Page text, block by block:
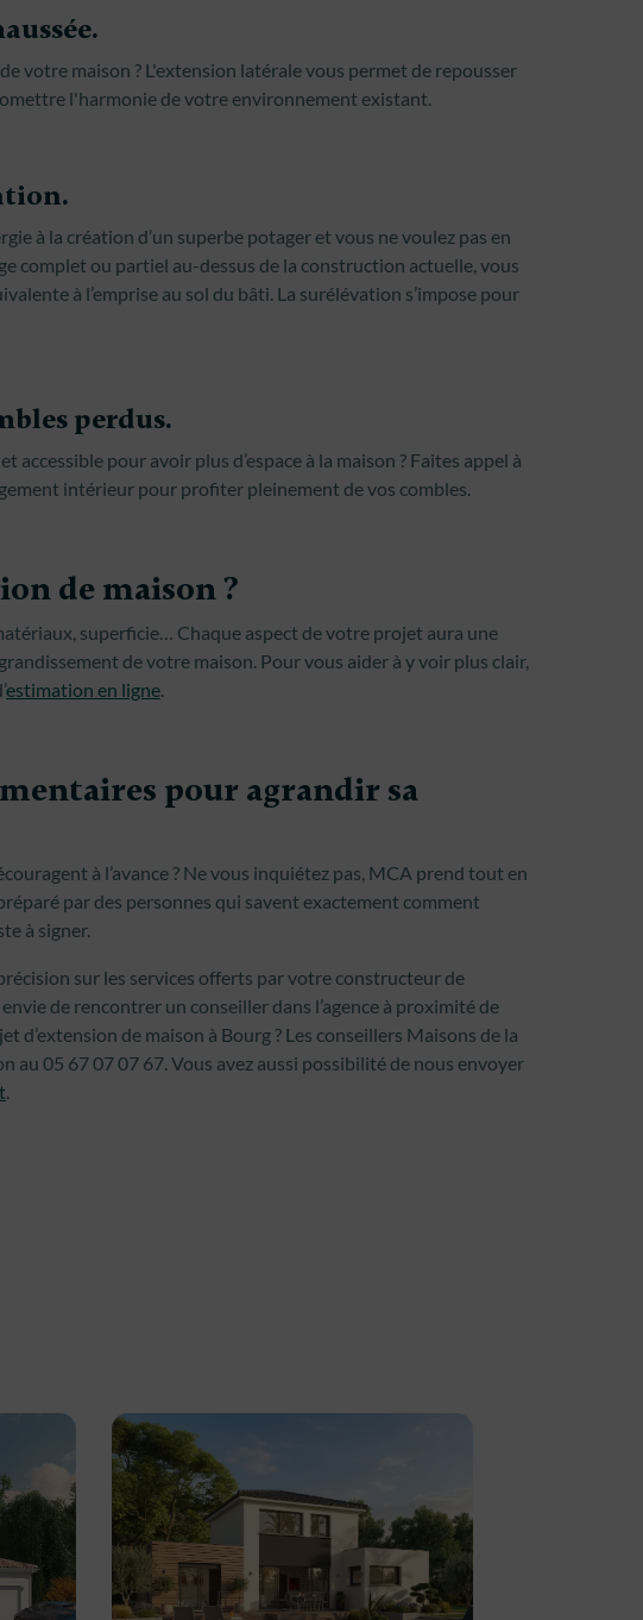
votre maison ? L'extension latérale vous permet de repousser
l'harmonie de votre environnement existant.
à la création d’un superbe potager et vous ne voulez pas en
complet ou partiel au-dessus de la construction actuelle, vous
à l’emprise au sol du bâti. La surélévation s’impose pour
perdus.
pour avoir plus d’espace à la maison ? Faites appel à
intérieur pour profiter pleinement de vos combles.
de maison ?
superficie… Chaque aspect de votre projet aura une
de votre maison. Pour vous aider à y voir plus clair,
estimation en ligne
pour agrandir sa
à l’avance ? Ne vous inquiétez pas, MCA prend tout en
par des personnes qui savent exactement comment
à signer.
sur les services offerts par votre constructeur de
de rencontrer un conseiller dans l’agence à proximité de
d’extension de maison à Bourg ? Les conseillers Maisons de la
05 67 07 07 67. Vous avez aussi possibilité de nous envoyer